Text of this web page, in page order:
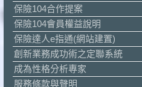
保險104合作提案
保險104會員權益說明
保險達人e指通(網站建置)
創新業務成功術之定聯系統
成為性格分析專家
服務條款與聲明